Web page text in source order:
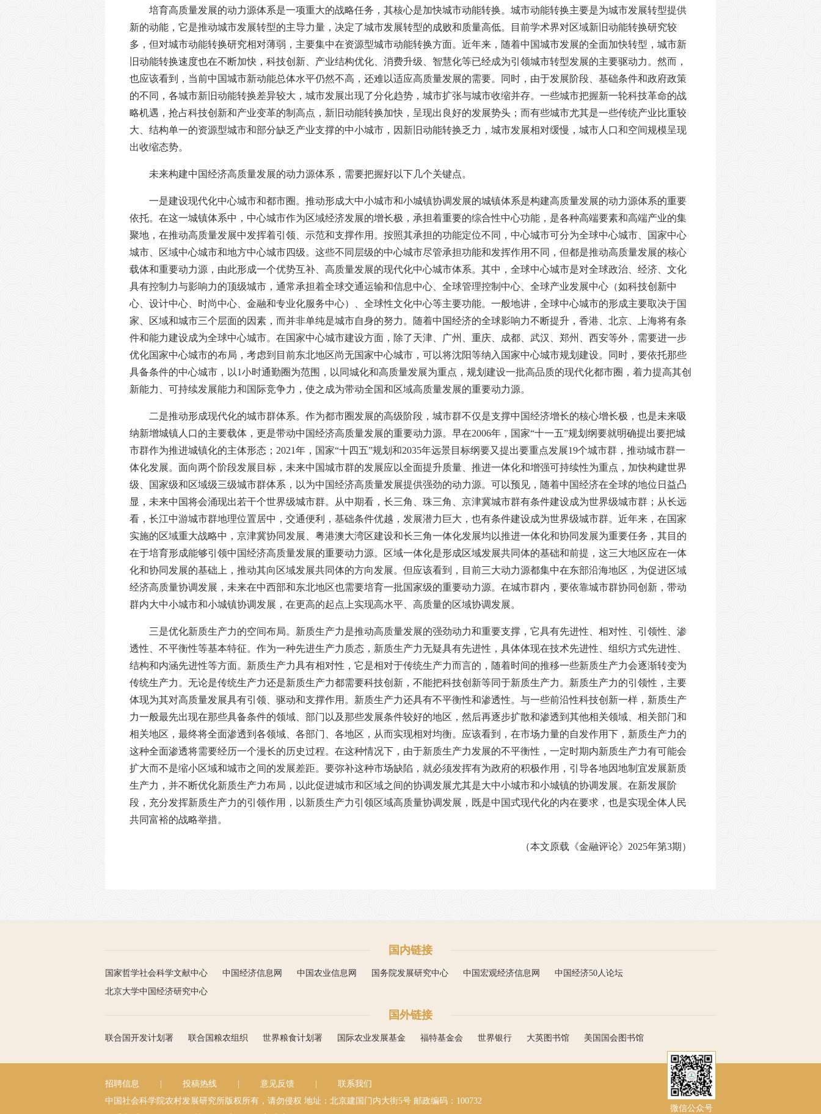
培育高质量发展的动力源体系是一项重大的战略任务，其核心是加快城市动能转换。城市动能转换主要是为城市发展转型提供
新的动能，它是推动城市发展转型的主导力量，决定了城市发展转型的成败和质量高低。目前学术界对区域新旧动能转换研究较
多，但对城市动能转换研究相对薄弱，主要集中在资源型城市动能转换方面。近年来，随着中国城市发展的全面加快转型，城市新
旧动能转换速度也在不断加快，科技创新、产业结构优化、消费升级、智慧化等已经成为引领城市转型发展的主要驱动力。然而，
也应该看到，当前中国城市新动能总体水平仍然不高，还难以适应高质量发展的需要。同时，由于发展阶段、基础条件和政府政策
的不同，各城市新旧动能转换差异较大，城市发展出现了分化趋势，城市扩张与城市收缩并存。一些城市把握新一轮科技革命的战
略机遇，抢占科技创新和产业变革的制高点，新旧动能转换加快，呈现出良好的发展势头；而有些城市尤其是一些传统产业比重较
大、结构单一的资源型城市和部分缺乏产业支撑的中小城市，因新旧动能转换乏力，城市发展相对缓慢，城市人口和空间规模呈现
出收缩态势。
未来构建中国经济高质量发展的动力源体系，需要把握好以下几个关键点。
一是建设现代化中心城市和都市圈。推动形成大中小城市和小城镇协调发展的城镇体系是构建高质量发展的动力源体系的重要
依托。在这一城镇体系中，中心城市作为区域经济发展的增长极，承担着重要的综合性中心功能，是各种高端要素和高端产业的集
聚地，在推动高质量发展中发挥着引领、示范和支撑作用。按照其承担的功能定位不同，中心城市可分为全球中心城市、国家中心
城市、区域中心城市和地方中心城市四级。这些不同层级的中心城市尽管承担功能和发挥作用不同，但都是推动高质量发展的核心
载体和重要动力源，由此形成一个优势互补、高质量发展的现代化中心城市体系。其中，全球中心城市是对全球政治、经济、文化
具有控制力与影响力的顶级城市，通常承担着全球交通运输和信息中心、全球管理控制中心、全球产业发展中心（如科技创新中
心、设计中心、时尚中心、金融和专业化服务中心）、全球性文化中心等主要功能。一般地讲，全球中心城市的形成主要取决于国
家、区域和城市三个层面的因素，而并非单纯是城市自身的努力。随着中国经济的全球影响力不断提升，香港、北京、上海将有条
件和能力建设成为全球中心城市。在国家中心城市建设方面，除了天津、广州、重庆、成都、武汉、郑州、西安等外，需要进一步
优化国家中心城市的布局，考虑到目前东北地区尚无国家中心城市，可以将沈阳等纳入国家中心城市规划建设。同时，要依托那些
具备条件的中心城市，以1小时通勤圈为范围，以同城化和高质量发展为重点，规划建设一批高品质的现代化都市圈，着力提高其创
新能力、可持续发展能力和国际竞争力，使之成为带动全国和区域高质量发展的重要动力源。
二是推动形成现代化的城市群体系。作为都市圈发展的高级阶段，城市群不仅是支撑中国经济增长的核心增长极，也是未来吸
纳新增城镇人口的主要载体，更是带动中国经济高质量发展的重要动力源。早在2006年，国家“十一五”规划纲要就明确提出要把城
市群作为推进城镇化的主体形态；2021年，国家“十四五”规划和2035年远景目标纲要又提出要重点发展19个城市群，推动城市群一
体化发展。面向两个阶段发展目标，未来中国城市群的发展应以全面提升质量、推进一体化和增强可持续性为重点，加快构建世界
级、国家级和区域级三级城市群体系，以为中国经济高质量发展提供强劲的动力源。可以预见，随着中国经济在全球的地位日益凸
显，未来中国将会涌现出若干个世界级城市群。从中期看，长三角、珠三角、京津冀城市群有条件建设成为世界级城市群；从长远
看，长江中游城市群地理位置居中，交通便利，基础条件优越，发展潜力巨大，也有条件建设成为世界级城市群。近年来，在国家
实施的区域重大战略中，京津冀协同发展、粤港澳大湾区建设和长三角一体化发展均以推进一体化和协同发展为重要任务，其目的
在于培育形成能够引领中国经济高质量发展的重要动力源。区域一体化是形成区域发展共同体的基础和前提，这三大地区应在一体
化和协同发展的基础上，推动其向区域发展共同体的方向发展。但应该看到，目前三大动力源都集中在东部沿海地区，为促进区域
经济高质量协调发展，未来在中西部和东北地区也需要培育一批国家级的重要动力源。在城市群内，要依靠城市群协同创新，带动
群内大中小城市和小城镇协调发展，在更高的起点上实现高水平、高质量的区域协调发展。
三是优化新质生产力的空间布局。新质生产力是推动高质量发展的强劲动力和重要支撑，它具有先进性、相对性、引领性、渗
透性、不平衡性等基本特征。作为一种先进生产力质态，新质生产力无疑具有先进性，具体体现在技术先进性、组织方式先进性、
结构和内涵先进性等方面。新质生产力具有相对性，它是相对于传统生产力而言的，随着时间的推移一些新质生产力会逐渐转变为
传统生产力。无论是传统生产力还是新质生产力都需要科技创新，不能把科技创新等同于新质生产力。新质生产力的引领性，主要
体现为其对高质量发展具有引领、驱动和支撑作用。新质生产力还具有不平衡性和渗透性。与一些前沿性科技创新一样，新质生产
力一般最先出现在那些具备条件的领域、部门以及那些发展条件较好的地区，然后再逐步扩散和渗透到其他相关领域、相关部门和
相关地区，最终将全面渗透到各领域、各部门、各地区，从而实现相对均衡。应该看到，在市场力量的自发作用下，新质生产力的
这种全面渗透将需要经历一个漫长的历史过程。在这种情况下，由于新质生产力发展的不平衡性，一定时期内新质生产力有可能会
扩大而不是缩小区域和城市之间的发展差距。要弥补这种市场缺陷，就必须发挥有为政府的积极作用，引导各地因地制宜发展新质
生产力，并不断优化新质生产力布局，以此促进城市和区域之间的协调发展尤其是大中小城市和小城镇的协调发展。在新发展阶
段，充分发挥新质生产力的引领作用，以新质生产力引领区域高质量协调发展，既是中国式现代化的内在要求，也是实现全体人民
共同富裕的战略举措。
（本文原载《金融评论》 2025年第3期）
国内链接
国家哲学社会科学文献中心 中国经济信息网 中国农业信息网 国务院发展研究中心 中国宏观经济信息网
中国经济50人论坛
北京大学中国经济研究中心
国外链接
联合国开发计划署 联合国粮农组织 世界粮食计划署 国际农业发展基金 福特基金会 世界银行 大英图书馆 美国国会图书馆
招聘信息 投稿热线 意见反馈
联系我们
中国社会科学院农村发展研究所版权所有，请勿侵权 地址：北京建国门内大街5号 邮政编码：100732
微信公众号